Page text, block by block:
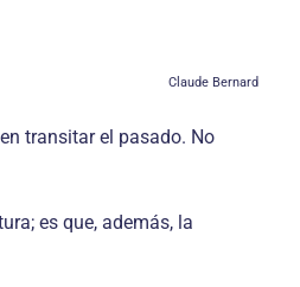
Claude Bernard
transitar el pasado. No
es que, además, la